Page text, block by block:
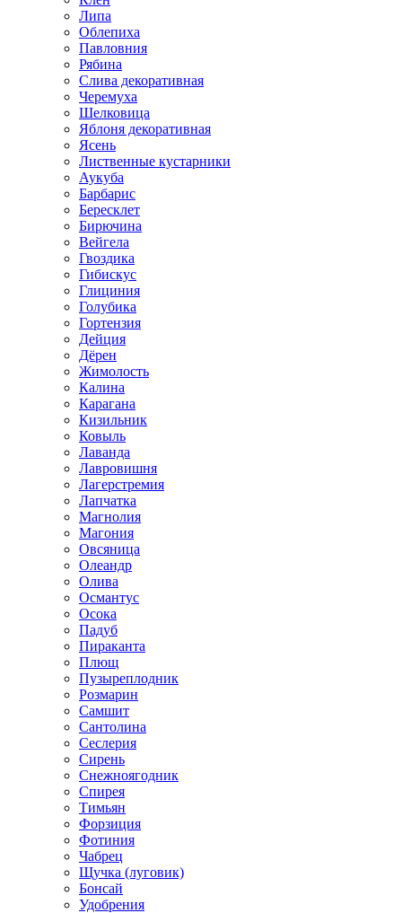
Липа
Облепиха
Павловния
Рябина
Слива декоративная
Черемуха
Шелковица
Яблоня декоративная
Ясень
Лиственные кустарники
Аукуба
Барбарис
Бересклет
Бирючина
Вейгела
Гвоздика
Гибискус
Глициния
Голубика
Гортензия
Дейция
Дёрен
Жимолость
Калина
Карагана
Кизильник
Ковыль
Лаванда
Лавровишня
Лагерстремия
Лапчатка
Магнолия
Магония
Овсяница
Олеандр
Олива
Османтус
Осока
Падуб
Пираканта
Плющ
Пузыреплодник
Розмарин
Самшит
Сантолина
Сеслерия
Сирень
Снежноягодник
Спирея
Тимьян
Форзиция
Фотиния
Чабрец
Щучка (луговик)
Бонсай
Удобрения